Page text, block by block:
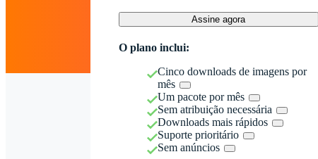
Assine agora
O plano inclui:
Cinco downloads de imagens por
mês
Um pacote por mês
Sem atribuição necessária
Downloads mais rápidos
Suporte prioritário
Sem anúncios